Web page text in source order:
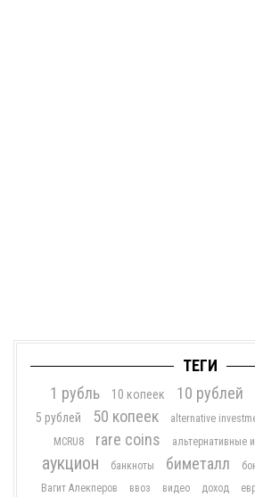
ТЕГИ
1 рубль
10 копеек 10 рублей
5 рублей 50 копеек alternative
MCRU8 rare coins альтернативные
аукцион банкноты биметалл
Вагит Алекперов ввоз видео доход